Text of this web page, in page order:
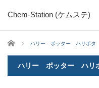
Chem-Station (ケムステ)
ホーム ハリー ポッター ハリポタ
ハリー ポッター ハリ